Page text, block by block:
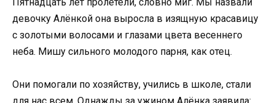
девочку Алёнкой она выросла в изящную красавицу
с золотыми волосами и глазами цвета весеннего
неба. Мишу сильного молодого парня, как отец.
Они помогали по хозяйству, учились в школе, стали